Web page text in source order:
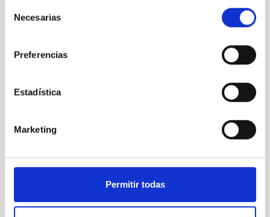
Necesarias
Preferencias
Estadística
Marketing
Permitir todas
y
estrellados
desarrollo